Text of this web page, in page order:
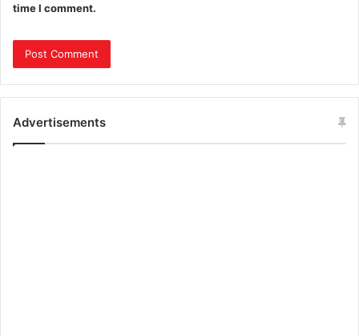
time I comment.
Advertisements